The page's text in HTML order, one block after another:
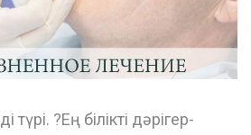
түрі. ?Ең білікті дəрігер-